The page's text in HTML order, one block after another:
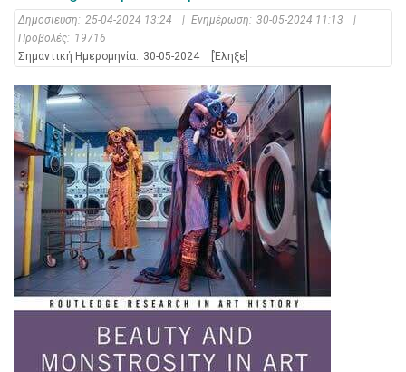
Δημοσίευση: 25-04-2024 13:24 | Ενημέρωση: 30-05-2024 11:13
|
Προβολές: 19716
Σημαντική Ημερομηνία: 30-05-2024 [Έληξε]